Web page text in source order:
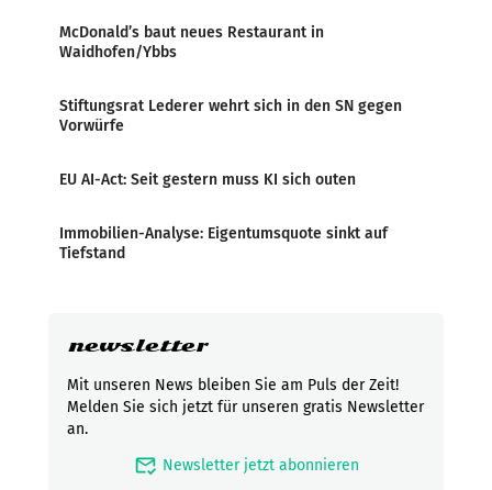
McDonald’s baut neues Restaurant in
Waidhofen/Ybbs
Stiftungsrat Lederer wehrt sich in den SN gegen
Vorwürfe
EU AI-Act: Seit gestern muss KI sich outen
Immobilien-Analyse: Eigentumsquote sinkt auf
Tiefstand
newsletter
Mit unseren News bleiben Sie am Puls der Zeit!
Melden Sie sich jetzt für unseren gratis Newsletter
an.
mark_email_read Newsletter jetzt abonnieren